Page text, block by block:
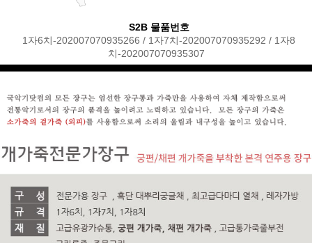
S2B 물품번호
1자6치-202007070935266 / 1자7치-202007070935292 / 1자8
치-202007070935307